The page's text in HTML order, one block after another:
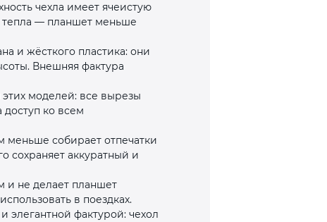
чехла имеет ячеистую
тепла — планшет меньше
и жёсткого пластика: они
Внешняя фактура
этих моделей: все вырезы
ко всем
меньше собирает отпечатки
сохраняет аккуратный и
и не делает планшет
в поездках.
фактурой: чехол